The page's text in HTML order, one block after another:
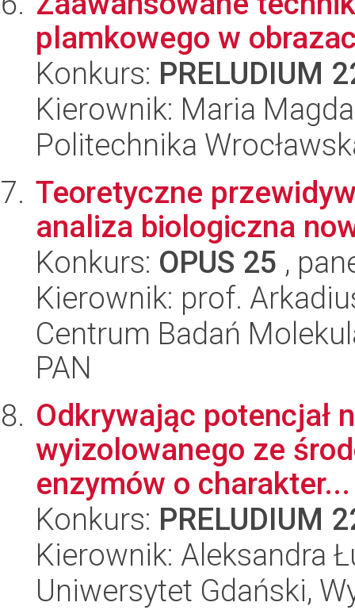
plamkowego w
Konkurs: PRELUDIUM
Kierownik: Maria
Politechnika
Teoretyczne
analiza biologiczna
Konkurs: OPUS 25 ,
Kierownik: prof.
Centrum Badań
PAN
Odkrywając potencjał
wyizolowanego ze
enzymów o charakter...
Konkurs: PRELUDIUM
Kierownik: Aleksandra
Uniwersytet Gdański,